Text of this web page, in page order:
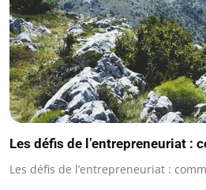
Les défis de l’entrepreneuriat :
Les défis de l’entrepreneuriat :